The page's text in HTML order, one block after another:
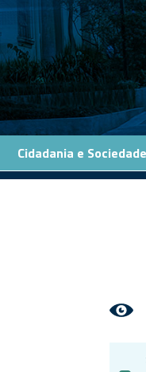
Cidadania e Sociedade